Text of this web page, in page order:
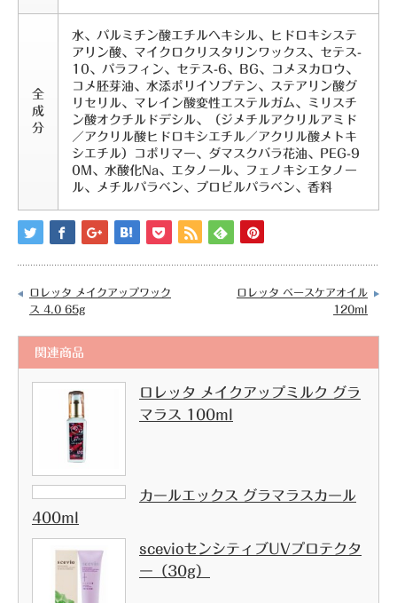
全
成
分
水、パルミチン酸エチルへキシル、ヒドロキシステ
アリン酸、マイクロクリスタリンワックス、セテス-
10、パラフィン、セテス-6、BG、コメヌカロウ、
コメ胚芽油、水添ポリイソブテン、ステアリン酸グ
リセリル、マレイン酸変性エステルガム、ミリスチ
ン酸オクチルドデシル、（ジメチルアクリルアミド
／アクリル酸ヒドロキシエチル／アクリル酸メトキ
シエチル）コポリマー、ダマスクバラ花油、PEG-9
0M、水酸化Na、エタノール、フェノキシエタノー
ル、メチルパラベン、プロピルパラベン、香料
ロレッタ メイクアップワック
ス 4.0 65g
ロレッタ ベースケアオイル
120ml
関連商品
ロレッタ メイクアップミルク グラ
マラス 100ml
カールエックス グラマラスカール
400ml
scevioセンシティブUVプロテクタ
ー（30g）